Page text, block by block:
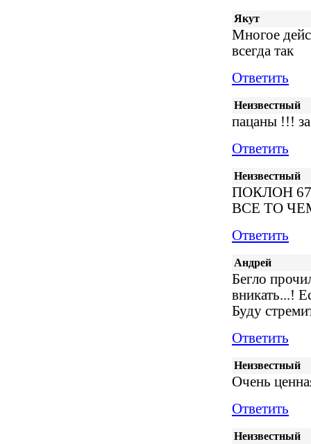
Якут
Многое
всегда так
Ответить
Неизвестный
пацаны !!!
Ответить
Неизвестный
ПОКЛОН
ВСЕ ТО
Ответить
Андрей
Бегло
вникать...!
Буду
Ответить
Неизвестный
Очень
Ответить
Неизвестный